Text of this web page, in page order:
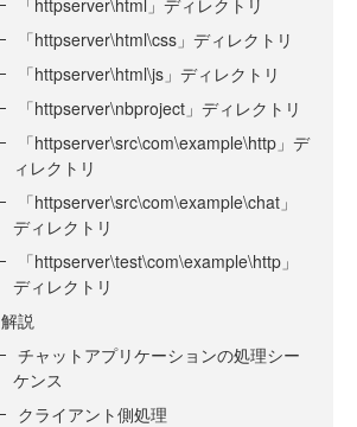
「httpserver\html\css」ディレクトリ
「httpserver\html\js」ディレクトリ
「httpserver\nbproject」ディレクトリ
「httpserver\src\com\example\http」デ
ィレクトリ
「httpserver\src\com\example\chat」
ディレクトリ
「httpserver\test\com\example\http」
ディレクトリ
解説
チャットアプリケーションの処理シー
ケンス
クライアント側処理